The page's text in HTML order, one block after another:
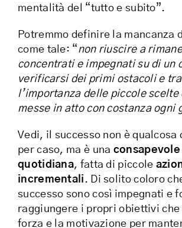
mentalità del “tutto e subito”.
Potremmo definire la mancanza
come tale: “non riuscire a
concentrati e impegnati su di un
verificarsi dei primi ostacoli e
l’importanza delle piccole
messe in atto con costanza ogni
Vedi, il successo non è qualcosa
per caso, ma è una
quotidiana, fatta di piccole
incrementali . Di solito coloro
successo sono così impegnati e
raggiungere i propri obiettivi che
forza e la motivazione per